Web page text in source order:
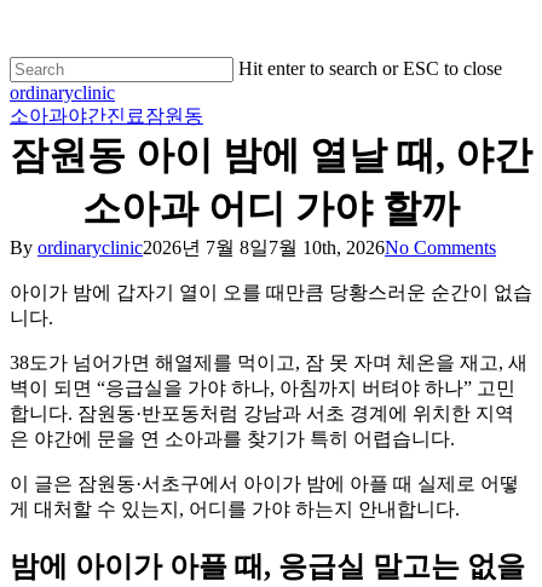
Hit enter to search or ESC to close
ordinaryclinic
소아과야간진료잠원동
잠원동 아이 밤에 열날 때, 야간
소아과 어디 가야 할까
By ordinaryclinic2026년 7월 8일7월 10th, 2026No Comments
아이가 밤에 갑자기 열이 오를 때만큼 당황스러운 순간이 없습
니다.
38도가 넘어가면 해열제를 먹이고, 잠 못 자며 체온을 재고, 새
벽이 되면 “응급실을 가야 하나, 아침까지 버텨야 하나” 고민
합니다. 잠원동·반포동처럼 강남과 서초 경계에 위치한 지역
은 야간에 문을 연 소아과를 찾기가 특히 어렵습니다.
이 글은 잠원동·서초구에서 아이가 밤에 아플 때 실제로 어떻
게 대처할 수 있는지, 어디를 가야 하는지 안내합니다.
밤에 아이가 아플 때, 응급실 말고는 없을